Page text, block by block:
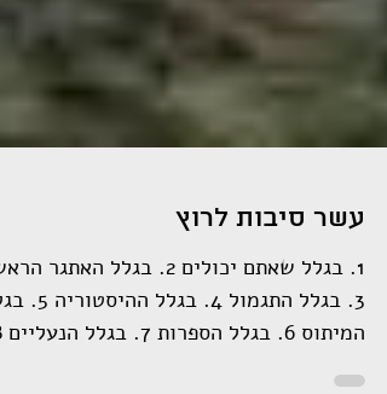
עשר סיבות לרוץ
1. בגלל שאתם יכולים 2. בגלל האתגר
3. בגלל התגמול 4.